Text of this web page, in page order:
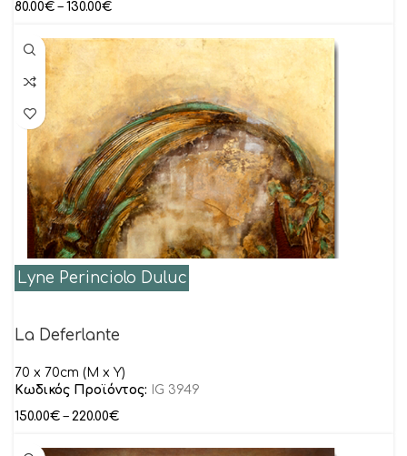
80.00€ – 130.00€
Lyne Perinciolo Duluc
La Deferlante
70 x 70cm (M x Y)
Κωδικός Προϊόντος:
IG 3949
150.00€ – 220.00€